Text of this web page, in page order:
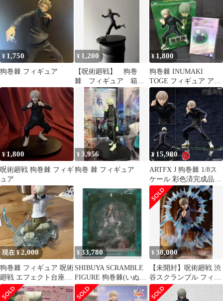
¥ 1,750
狗巻棘 フィギュア
¥ 1,200
【呪術廻戦】 狗巻
棘 フィギュア 箱無
¥ 1,800
狗巻棘 INUMAKI
TOGE フィギュア アク
スタ 呪術廻戦 タイトー
¥ 1,800
呪術廻戦 狗巻棘 フィギ
ュア
¥3,956
狗巻 棘 フィギュア
¥ 15,980
ARTFX J 狗巻棘 1/8ス
ケール 彩色済完成品フ
ィギュア 呪術廻戦 コト
ブキヤ 未開封正規品
現在 ¥2,000
狗巻棘 フィギュア 呪術
廻戦 エフェクト台座付
き
¥33,780
SHIBUYA SCRAMBLE
FIGURE 狗巻棘(いぬま
きとげ) 呪術廻戦 1/7 完
成品 フィギュア
¥38,000
【未開封】呪術廻戦 渋
谷スクランブル フィギ
ュア 狗巻棘 1/7スケー
ル